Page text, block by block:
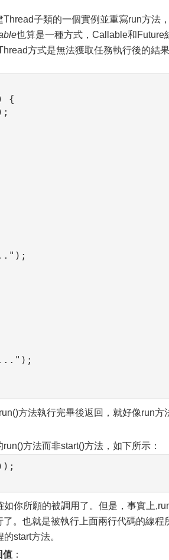
子類的一個實例並重寫run方法，
也算是一種方式，Callable和Future
方式是無法獲取任務執行後的結果
{
方法執行完畢後返回，就好像run方
方法而非start()方法，如下所示：
你所願的被調用了。但是，事實上
。也就是被執行上面兩行代碼的線程
start方法。
值 ：